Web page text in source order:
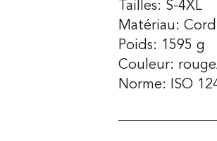
Tailles: S-4XL
Matériau:
Poids: 1595 g
Couleur:
Norme: ISO